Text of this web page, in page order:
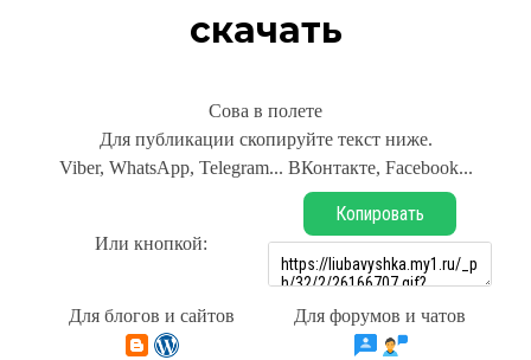
скачать
Сова в полете
Для публикации скопируйте текст ниже.
Viber, WhatsApp, Telegram... ВКонтакте, Facebook...
Или кнопкой:
Копировать
Для блогов и сайтов Для форумов и чатов